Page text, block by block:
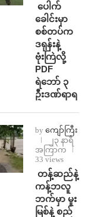
⁩ ⁨ပေါက်
ခေါင်းမှာ
စစ်တပ်က
ဒရုန်းနဲ့
ဗုံးကြဲလို့
PDF
ရဲဘော် ၃
ဦးဒဏ်ရာရ
by ကျော်ကြီး
၂၃ နာရီ
အကြာက
33 views
⁩ ⁨တန့်ဆည်နဲ့
ကန့်ဘလူ
ဘက်မှာ မူး
မြစ်နဲ့ စည်